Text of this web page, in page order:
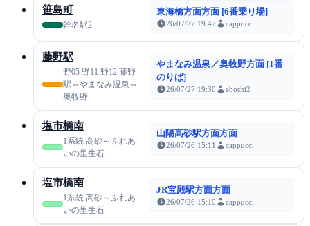
笹島町
幹名駅2
東海橋方面方面 [6番乗り場]
26/07/27 19:47 cappucci
藤野駅
野05 野11 野12 藤野
駅⇔やまなみ温泉⇔
奥牧野
やまなみ温泉／奥牧野方面 [1番
のりば]
26/07/27 19:30 eboshi2
塩市橋南
1系統 高砂～ふれあ
いの里生石
山陽高砂駅方面方面
26/07/26 15:11 cappucci
塩市橋南
1系統 高砂～ふれあ
いの里生石
JR宝殿駅方面方面
26/07/26 15:10 cappucci